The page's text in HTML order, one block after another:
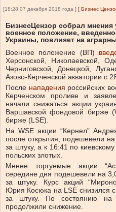
[18:28 07 декабря 2018 года ] [ Бизнес
БизнесЦензор собрал мнения
военное положение,
Украины, повлияет на
Военное положение (ВП)
Херсонской, Николаевской,
Черниговской, Донецкой,
Азово-Керченской акватории с
После нападения российских
Керченском проливе и
начали снижаться акции
Варшавской фондовой бирже
бирже (LSE).
На WSE акции “Кернел”
после открытия, подешевели
за штуку, а к 16:41 по
польских злотых.
Менее торгуемые акции
середине дня подешевели на
за штуку. Курс акций
Юрия Косюка на LSE снизился
за штуку. По состоянию на
продолжили снижение.